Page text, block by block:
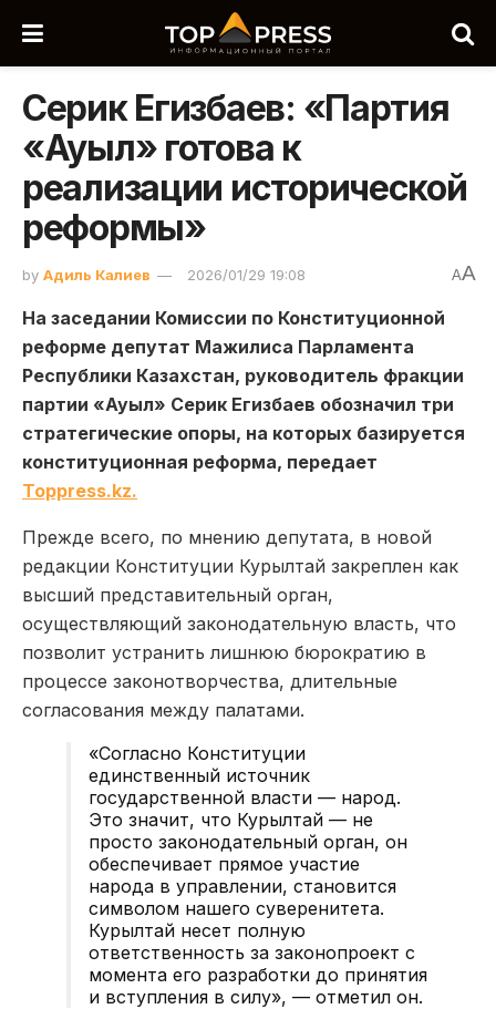
Серик Егизбаев: «Партия
«Ауыл» готова к
реализации исторической
реформы»
by Адиль Калиев 2026/01/29 19:08 AA
На заседании Комиссии по Конституционной
реформе депутат Мажилиса Парламента
Республики Казахстан, руководитель фракции
партии «Ауыл» Серик Егизбаев обозначил три
стратегические опоры, на которых базируется
конституционная реформа, передает
Toppress.kz.
Прежде всего, по мнению депутата, в новой
редакции Конституции Курылтай закреплен как
высший представительный орган,
осуществляющий законодательную власть, что
позволит устранить лишнюю бюрократию в
процессе законотворчества, длительные
согласования между палатами.
«Согласно Конституции
единственный источник
государственной власти — народ.
Это значит, что Курылтай — не
просто законодательный орган, он
обеспечивает прямое участие
народа в управлении, становится
символом нашего суверенитета.
Курылтай несет полную
ответственность за законопроект с
момента его разработки до принятия
и вступления в силу», — отметил он.